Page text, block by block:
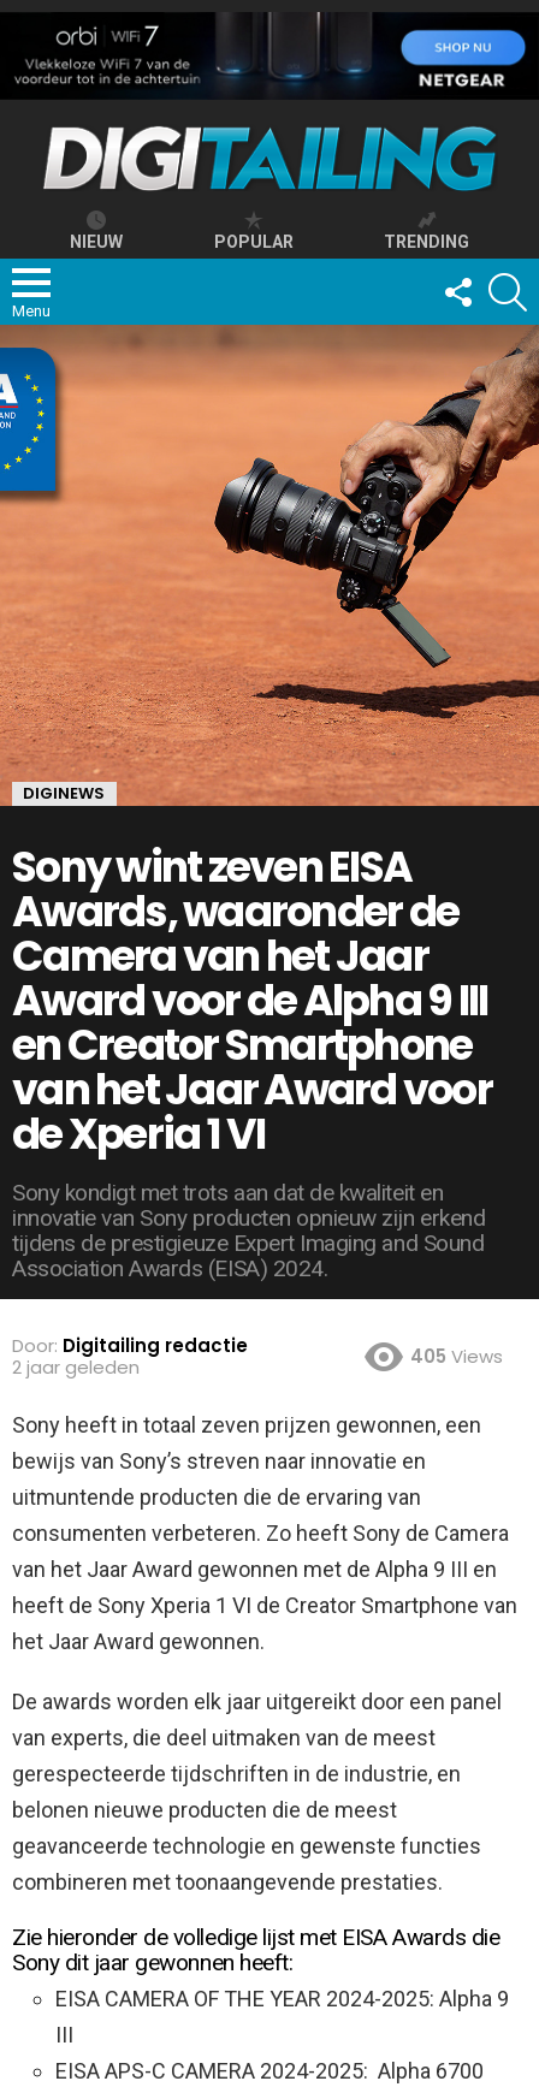
NIEUW POPULAR TRENDING
Menu
FOLLOW
US
DIGINEWS
Sony wint zeven EISA
Awards, waaronder de
Camera van het Jaar
Award voor de Alpha 9 III
en Creator Smartphone
van het Jaar Award voor
de Xperia 1 VI
Sony kondigt met trots aan dat de kwaliteit en
innovatie van Sony producten opnieuw zijn erkend
tijdens de prestigieuze Expert Imaging and Sound
Association Awards (EISA) 2024.
Door: Digitailing redactie
2 jaar geleden
405 Views
Sony heeft in totaal zeven prijzen gewonnen, een
bewijs van Sony’s streven naar innovatie en
uitmuntende producten die de ervaring van
consumenten verbeteren. Zo heeft Sony de Camera
van het Jaar Award gewonnen met de Alpha 9 III en
heeft de Sony Xperia 1 VI de Creator Smartphone van
het Jaar Award gewonnen.
De awards worden elk jaar uitgereikt door een panel
van experts, die deel uitmaken van de meest
gerespecteerde tijdschriften in de industrie, en
belonen nieuwe producten die de meest
geavanceerde technologie en gewenste functies
combineren met toonaangevende prestaties.
Zie hieronder de volledige lijst met EISA Awards die
Sony dit jaar gewonnen heeft:
EISA CAMERA OF THE YEAR 2024-2025: Alpha 9
III
EISA APS-C CAMERA 2024-2025: ​ Alpha 6700